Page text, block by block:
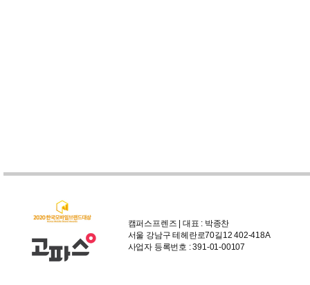
캠퍼스프렌즈 | 대표 : 박종찬
서울 강남구 테헤란로70길12 402-418A
사업자 등록번호 : 391-01-00107